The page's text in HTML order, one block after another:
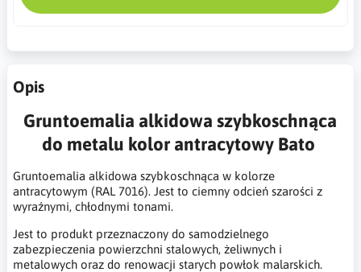
Opis
Gruntoemalia alkidowa szybkoschnąca
do metalu kolor antracytowy Bato
Gruntoemalia alkidowa szybkoschnąca w kolorze
antracytowym (RAL 7016). Jest to ciemny odcień szarości z
wyraźnymi, chłodnymi tonami.
Jest to produkt przeznaczony do samodzielnego
zabezpieczenia powierzchni stalowych, żeliwnych i
metalowych oraz do renowacji starych powłok malarskich.